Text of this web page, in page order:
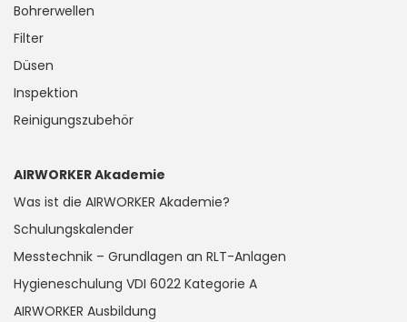
Bohrerwellen
Filter
Düsen
Inspektion
Reinigungszubehör
AIRWORKER Akademie
Was ist die AIRWORKER Akademie?
Schulungskalender
Messtechnik – Grundlagen an RLT-Anlagen
Hygieneschulung VDI 6022 Kategorie A
AIRWORKER Ausbildung